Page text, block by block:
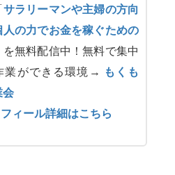
サラリーマンや主婦の方向
人の力でお金を稼ぐための
を無料配信中！無料で集中
業ができる環境→
もくも
会
ィール詳細はこちら